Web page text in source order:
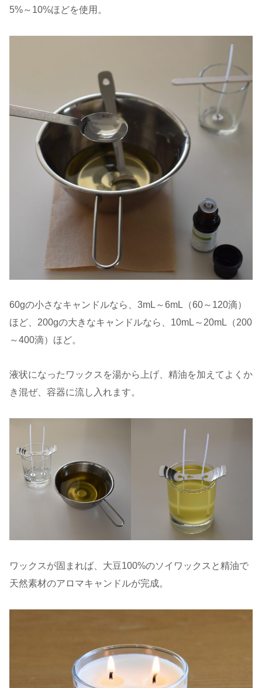
5%～10%ほどを使用。
60gの小さなキャンドルなら、3mL～6mL（60～120滴）
ほど、200gの大きなキャンドルなら、10mL～20mL（200
～400滴）ほど。
液状になったワックスを湯から上げ、精油を加えてよくか
き混ぜ、容器に流し入れます。
ワックスが固まれば、大豆100%のソイワックスと精油で
天然素材のアロマキャンドルが完成。